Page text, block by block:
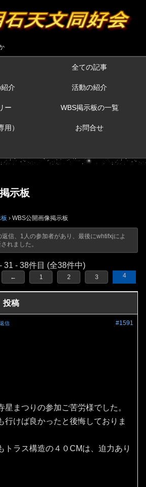
全ての記事
介 活動の紹介
ー WBS掲示板の一覧
） お問合せ
示板
› WBS公開画像掲示板
信、1人の参加者があり、最後にwhtifxjによ
れました。
31 - 38件目 (全38件中)
← 1 2 3 4
投稿
#1591
返信
星まつりの参加ご苦労様でした。
行けば良かったと後悔しておりま
トラス構造の４０CMは、迫力あり